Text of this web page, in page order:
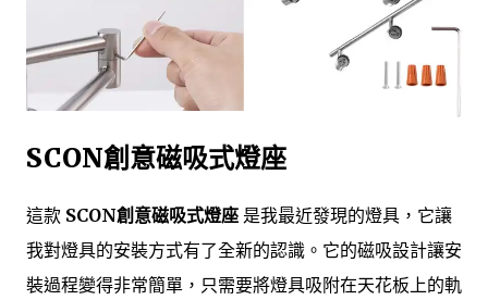
SCON創意磁吸式燈座
這款 SCON創意磁吸式燈座 是我最近發現的燈具，它讓
我對燈具的安裝方式有了全新的認識。它的磁吸設計讓安
裝過程變得非常簡單，只需要將燈具吸附在天花板上的軌